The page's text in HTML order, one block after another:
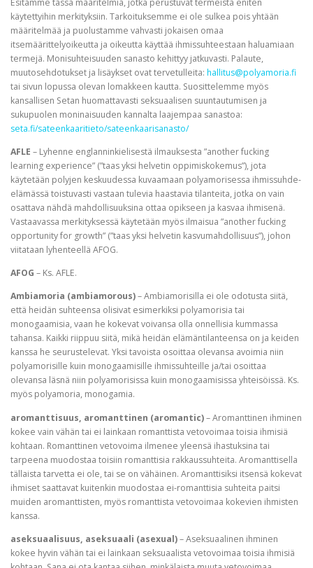
Esitämme tässä määritelmiä, jotka perustuvat termeistä eniten
käytettyihin merkityksiin. Tarkoituksemme ei ole sulkea pois yhtään
määritelmää ja puolustamme vahvasti jokaisen omaa
itsemäärittelyoikeutta ja oikeutta käyttää ihmissuhteestaan haluamiaan
termejä. Monisuhteisuuden sanasto kehittyy jatkuvasti. Palaute,
muutosehdotukset ja lisäykset ovat tervetulleita: hallitus@polyamoria.fi
tai sivun lopussa olevan lomakkeen kautta. Suosittelemme myös
kansallisen Setan huomattavasti seksuaalisen suuntautumisen ja
sukupuolen moninaisuuden kannalta laajempaa sanastoa:
seta.fi/sateenkaaritieto/sateenkaarisanasto/
AFLE – Lyhenne englanninkielisestä ilmauksesta ”another fucking
learning experience” (”taas yksi helvetin oppimiskokemus”), jota
käytetään polyjen keskuudessa kuvaamaan polyamorisessa ihmissuhde-
elämässä toistuvasti vastaan tulevia haastavia tilanteita, jotka on vain
osattava nähdä mahdollisuuksina ottaa opikseen ja kasvaa ihmisenä.
Vastaavassa merkityksessä käytetään myös ilmaisua ”another fucking
opportunity for growth” (”taas yksi helvetin kasvumahdollisuus”), johon
viitataan lyhenteellä AFOG.
AFOG – Ks. AFLE.
Ambiamoria (ambiamorous)– Ambiamorisilla ei ole odotusta siitä,
että heidän suhteensa olisivat esimerkiksi polyamorisia tai
monogaamisia, vaan he kokevat voivansa olla onnellisia kummassa
tahansa. Kaikki riippuu siitä, mikä heidän elämäntilanteensa on ja keiden
kanssa he seurustelevat. Yksi tavoista osoittaa olevansa avoimia niin
polyamorisille kuin monogaamisille ihmissuhteille ja/tai osoittaa
olevansa läsnä niin polyamorisissa kuin monogaamisissa yhteisöissä. Ks.
myös polyamoria, monogamia.
aromanttisuus, aromanttinen (aromantic)– Aromanttinen ihminen
kokee vain vähän tai ei lainkaan romanttista vetovoimaa toisia ihmisiä
kohtaan. Romanttinen vetovoima ilmenee yleensä ihastuksina tai
tarpeena muodostaa toisiin romanttisia rakkaussuhteita. Aromanttisella
tällaista tarvetta ei ole, tai se on vähäinen. Aromanttisiksi itsensä kokevat
ihmiset saattavat kuitenkin muodostaa ei-romanttisia suhteita paitsi
muiden aromanttisten, myös romanttista vetovoimaa kokevien ihmisten
kanssa.
aseksuaalisuus, aseksuaali (asexual)– Aseksuaalinen ihminen
kokee hyvin vähän tai ei lainkaan seksuaalista vetovoimaa toisia ihmisiä